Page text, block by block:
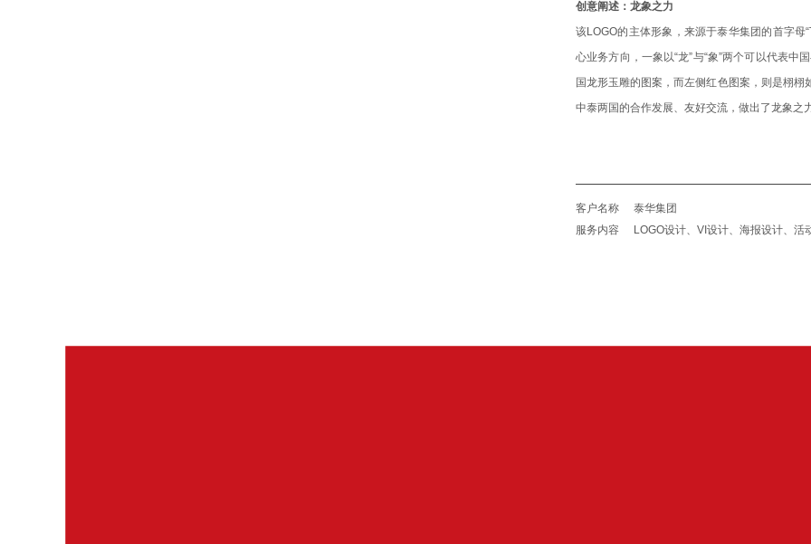
创意阐述：龙象之力
该LOGO的主体形象，来源于泰华集团的首字母
心业务方向，一象以“龙”与“象”两个可以代表中
国龙形玉雕的图案，而左侧红色图案，则是栩栩
中泰两国的合作发展、友好交流，做出了龙象之
客户名称
泰华集团
服务内容
LOGO设计、VI设计、海报设计、活